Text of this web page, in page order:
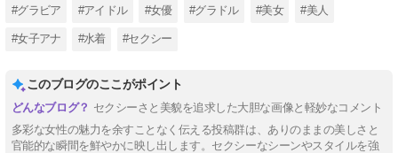
#グラビア #アイドル #女優 #グラドル #美女 #美人
#女子アナ #水着 #セクシー
このブログのここがポイント
セクシーさと美貌を追求した大胆な画像と軽妙なコメント
多彩な女性の魅力を余すことなく伝える投稿群は、ありのままの美しさと
官能的な瞬間を鮮やかに映し出します。セクシーなシーンやスタイルを強